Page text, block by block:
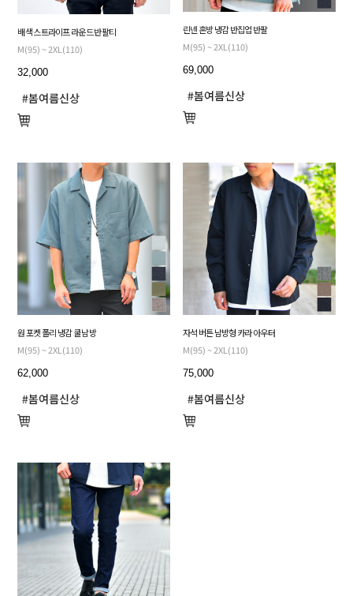
배색 스트라이프 라운드 반팔티
M(95) ~ 2XL(110)
32,000
린넨 혼방 냉감 반집업 반팔
M(95) ~ 2XL(110)
69,000
원 포켓 폴리 냉감 쿨 남방
M(95) ~ 2XL(110)
62,000
자석 버튼 남방형 카라 아우터
M(95) ~ 2XL(110)
75,000